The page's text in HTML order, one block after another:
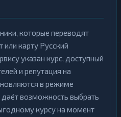
которые переводят
или карту Русский
указан курс, доступный
и репутация на
в режиме
возможность выбрать
курсу на момент